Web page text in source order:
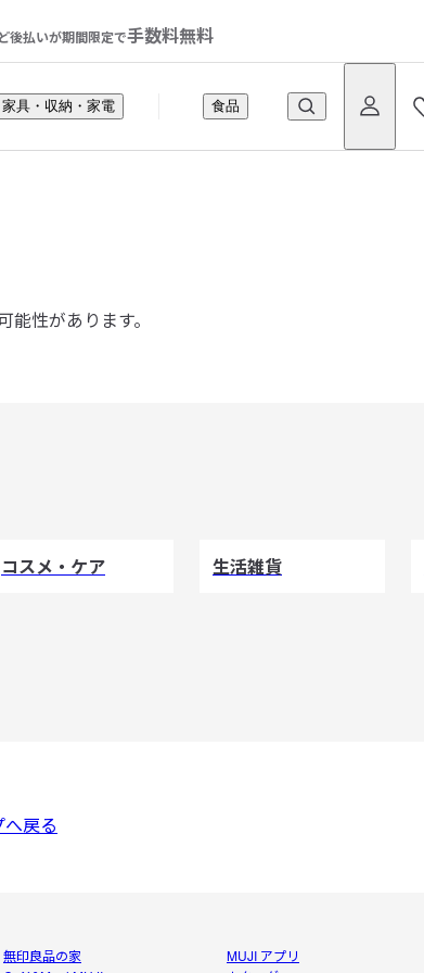
後払いが期間限定で手数料無料
家具・収納・家電 食品
性があります。
コスメ・ケア 生活雑貨
戻る
無印良品の家
MUJI アプリ